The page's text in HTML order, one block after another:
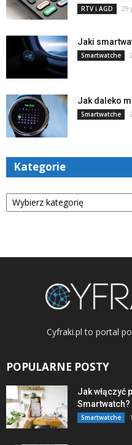
RTV i AGD 29
Jaki
Smartwatche
Jak daleko
Smartwatche
Kategorie
Kategorie
Cyfraki.pl to portal
POPULARNE POSTY
Jak włączyć
Smartwatch?
Smartwatche